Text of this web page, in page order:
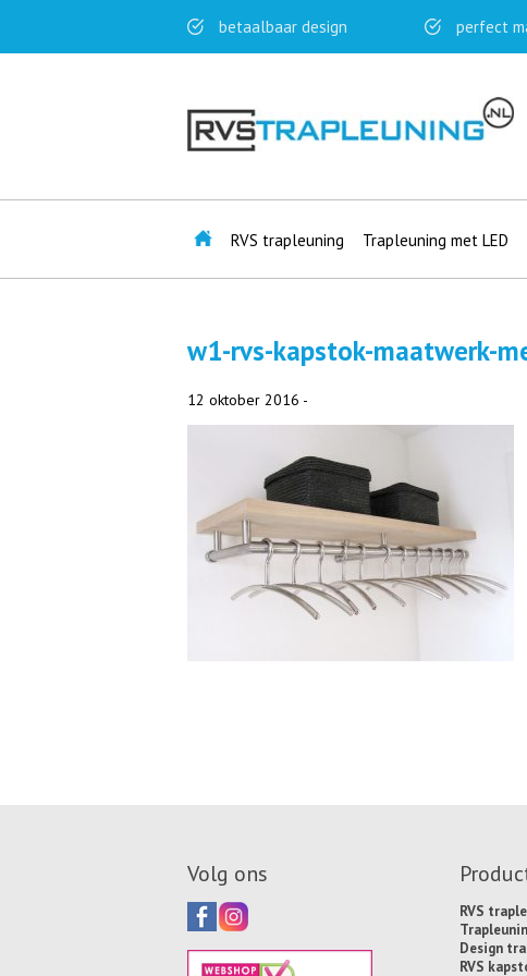
betaalbaar design perfect
RVS trapleuning Trapleuning met LED
w1-rvs-kapstok-maatwerk-
12 oktober 2016 -
Volg ons
RVS
Design
RVS